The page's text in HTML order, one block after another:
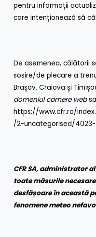
pentru informații
care intenționează să
De asemenea, călătorii
sosire/de plecare a
Brașov, Craiova și
domeniul camere web
https://www.cfr.ro/
/2-uncategorised/
CFR SA, administrator
toate măsurile
desfășoare în această
fenomene meteo